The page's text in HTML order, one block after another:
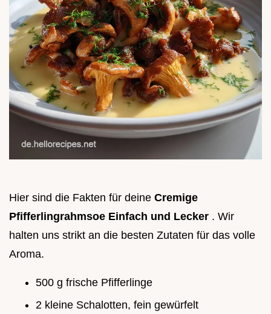
Hier sind die Fakten für deine Cremige
Pfifferlingrahmsoe Einfach und Lecker . Wir
halten uns strikt an die besten Zutaten für das volle
Aroma.
500 g frische Pfifferlinge
2 kleine Schalotten, fein gewürfelt